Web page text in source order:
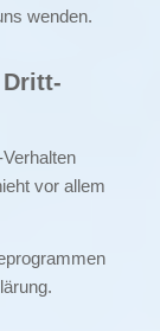
wenden.
Dritt­
vor allem